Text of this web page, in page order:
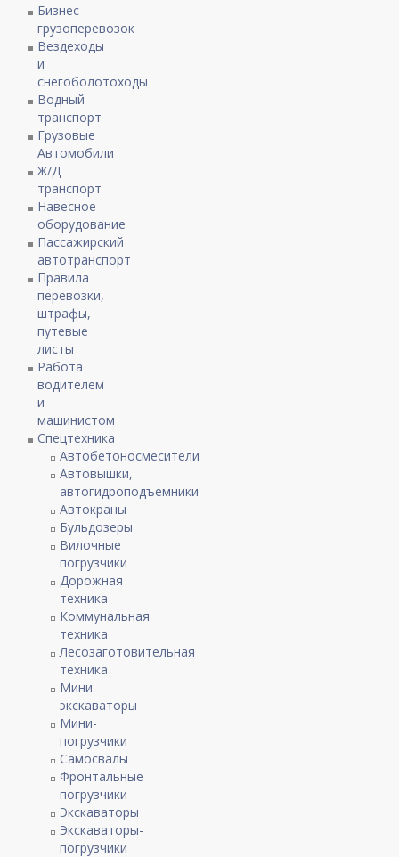
Бизнес
грузоперевозок
Вездеходы
и
снегоболотоходы
Водный
транспорт
Грузовые
Автомобили
Ж/Д
транспорт
Навесное
оборудование
Пассажирский
автотранспорт
Правила
перевозки,
штрафы,
путевые
листы
Работа
водителем
и
машинистом
Спецтехника
Автобетоносмесители
Автовышки,
автогидроподъемники
Автокраны
Бульдозеры
Вилочные
погрузчики
Дорожная
техника
Коммунальная
техника
Лесозаготовительная
техника
Мини
экскаваторы
Мини-
погрузчики
Самосвалы
Фронтальные
погрузчики
Экскаваторы
Экскаваторы-
погрузчики